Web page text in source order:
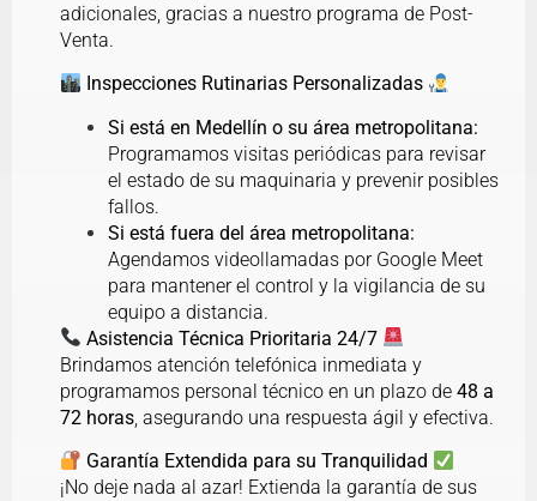
adicionales, gracias a nuestro programa de Post-
Venta.
Inspecciones Rutinarias Personalizadas
Si está en Medellín o su área metropolitana:
Programamos visitas periódicas para revisar
el estado de su maquinaria y prevenir posibles
fallos.
Si está fuera del área metropolitana:
Agendamos videollamadas por Google Meet
para mantener el control y la vigilancia de su
equipo a distancia.
Asistencia Técnica Prioritaria 24/7
Brindamos atención telefónica inmediata y
programamos personal técnico en un plazo de 48 a
72 horas , asegurando una respuesta ágil y efectiva.
Garantía Extendida para su Tranquilidad
¡No deje nada al azar! Extienda la garantía de sus